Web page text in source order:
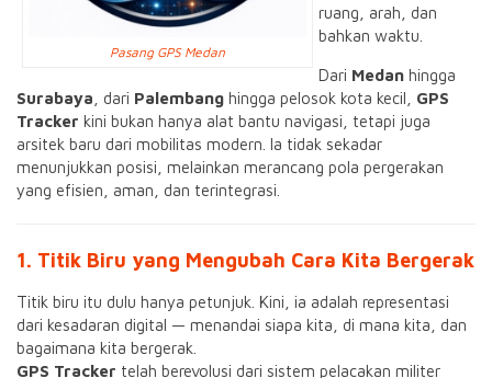
Pasang GPS Medan
ruang, arah, dan
bahkan waktu.
Dari Medan hingga
Surabaya , dari Palembang hingga pelosok kota kecil, GPS
Tracker kini bukan hanya alat bantu navigasi, tetapi juga
arsitek baru dari mobilitas modern. Ia tidak sekadar
menunjukkan posisi, melainkan merancang pola pergerakan
yang efisien, aman, dan terintegrasi.
1. Titik Biru yang Mengubah Cara Kita Bergerak
Titik biru itu dulu hanya petunjuk. Kini, ia adalah representasi
dari kesadaran digital — menandai siapa kita, di mana kita, dan
bagaimana kita bergerak.
GPS Tracker telah berevolusi dari sistem pelacakan militer